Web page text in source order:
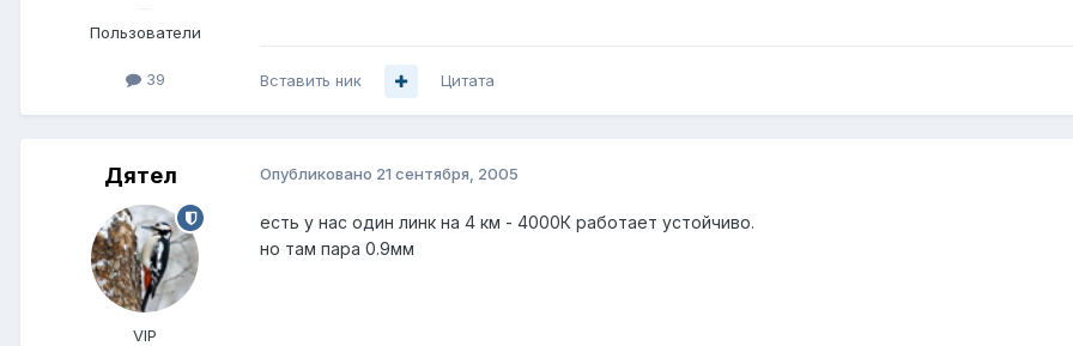
Пользователи
39 Вставить ник Цитата
Дятел
VIP
Опубликовано 21 сентября, 2005
есть у нас один линк на 4 км - 4000К работает устойчиво.
но там пара 0.9мм